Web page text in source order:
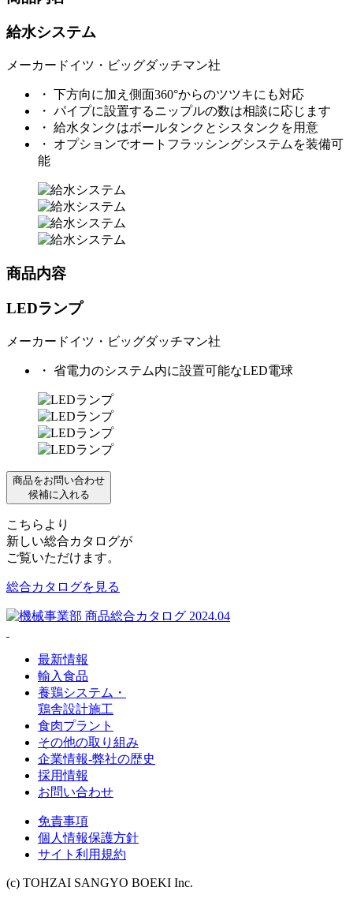
給水システム
メーカー ドイツ・ビッグダッチマン社
・ 下方向に加え側面360°からのツツキにも対応
・ パイプに設置するニップルの数は相談に応じます
・ 給水タンクはボールタンクとシスタンクを用意
・ オプションでオートフラッシングシステムを装備可
能
商品内容
LEDランプ
メーカー ドイツ・ビッグダッチマン社
・ 省電力のシステム内に設置可能なLED電球
商品をお問い合わせ
候補に入れる
こちらより
新しい総合カタログが
ご覧いただけます。
総合カタログを見る
最新情報
輸入食品
養鶏システム・
鶏舎設計施工
食肉プラント
その他の取り組み
企業情報-弊社の歴史
採用情報
お問い合わせ
免責事項
個人情報保護方針
サイト利用規約
(c) TOHZAI SANGYO BOEKI Inc.